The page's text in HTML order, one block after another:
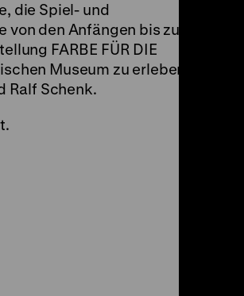
die Spiel- und
den Anfängen bis zum
FARBE FÜR DIE
Museum zu erleben ist.
Ralf Schenk.